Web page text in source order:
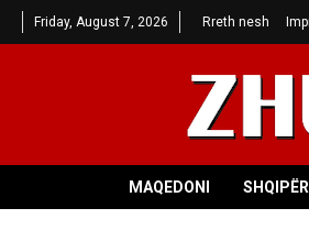
Friday, August 7, 2026 Rreth nesh
MAQEDONI SHQIPËRI